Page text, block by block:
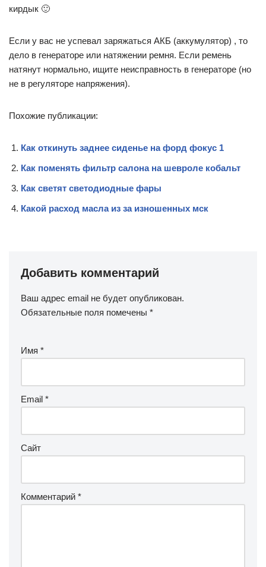
кирдык 🙂
Если у вас не успевал заряжаться АКБ (аккумулятор) , то
дело в генераторе или натяжении ремня. Если ремень
натянут нормально, ищите неисправность в генераторе (но
не в регуляторе напряжения).
Похожие публикации:
Как откинуть заднее сиденье на форд фокус 1
Как поменять фильтр салона на шевроле кобальт
Как светят светодиодные фары
Какой расход масла из за изношенных мск
Добавить комментарий
Ваш адрес email не будет опубликован.
Обязательные поля помечены *
Имя *
Email *
Сайт
Комментарий *